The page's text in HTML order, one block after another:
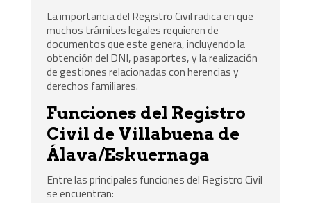
La importancia del Registro Civil radica en que
muchos trámites legales requieren de
documentos que este genera, incluyendo la
obtención del DNI, pasaportes, y la realización
de gestiones relacionadas con herencias y
derechos familiares.
Funciones del Registro
Civil de Villabuena de
Álava/Eskuernaga
Entre las principales funciones del Registro Civil
se encuentran: